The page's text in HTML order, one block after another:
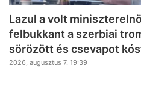
Lazul a volt
felbukkant a szerbiai
sörözött és csevapot
2026, augusztus 7. 19:39